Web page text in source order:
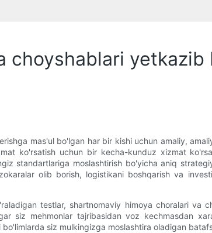
choyshablari yetkazib
mas'ul bo'lgan har bir kishi uchun amaliy,
ko'rsatish uchun bir kecha-kunduz xizmat
standartlariga moslashtirish bo'yicha aniq
olib borish, logistikani boshqarish va
testlar, shartnomaviy himoya choralari va
siz mehmonlar tajribasidan voz kechmasdan
siz mulkingizga moslashtira oladigan